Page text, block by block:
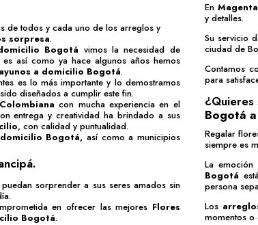
de todos y cada uno de los arreglos y
sorpresa.
Bogotá vimos la necesidad de
así como ya hace algunos años hemos
a domicilio Bogotá.
es lo más importante y lo demostramos
diseñados a cumplir este fin.
con mucha experiencia en el
entrega y creatividad ha brindado a sus
, con calidad y puntualidad.
Bogotá, así como a municipios
sorprender a sus seres amados sin
en ofrecer las mejores Flores
Bogotá.
En
y detalles.
Su servicio
ciudad de
Contamos
para
Bogotá
Regalar
siempre es
La emoción
Bogotá
persona
Los
momentos o